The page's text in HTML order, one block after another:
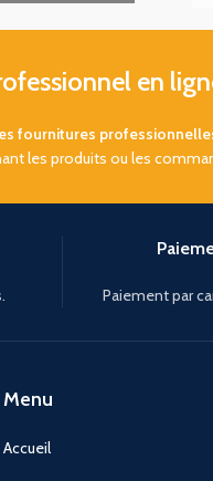
en
fournitures
les produits ou les
Paiement par
Menu
Accueil